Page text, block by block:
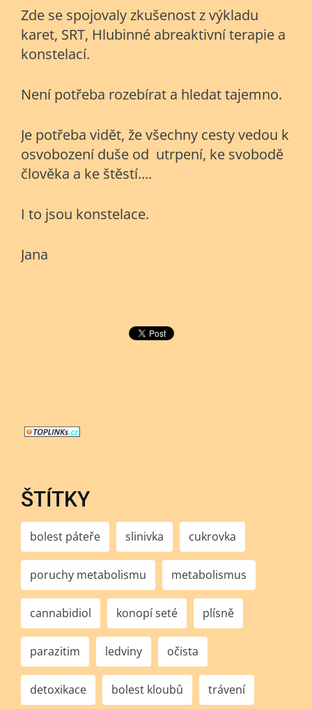
Zde se spojovaly zkušenost z výkladu
karet, SRT, Hlubinné abreaktivní terapie a
konstelací.
Není potřeba rozebírat a hledat tajemno.
Je potřeba vidět, že všechny cesty vedou k
osvobození duše od utrpení, ke svobodě
člověka a ke štěstí....
I to jsou konstelace.
Jana
ŠTÍTKY
bolest páteře slinivka cukrovka
poruchy metabolismu metabolismus
cannabidiol konopí seté plísně
parazitim ledviny očista
detoxikace bolest kloubů trávení